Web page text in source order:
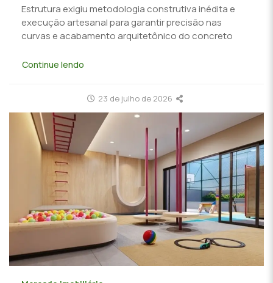
Estrutura exigiu metodologia construtiva inédita e
execução artesanal para garantir precisão nas
curvas e acabamento arquitetônico do concreto
Continue lendo
23 de julho de 2026